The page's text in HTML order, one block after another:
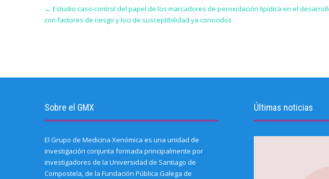
navigation
← Estudio caso-control del papel de los marcadores de peroxidación lipídica en el
con factores de riesgo y loci de susceptibilidad ya conocidos
Sobre el GMX
El Grupo de Medicina Xenómica es una unidad de
investigación conjunta formada principalmente por
investigadores de la Universidad de Santiago de
Compostela, de la Fundación Pública Galega de
Últimas noticias